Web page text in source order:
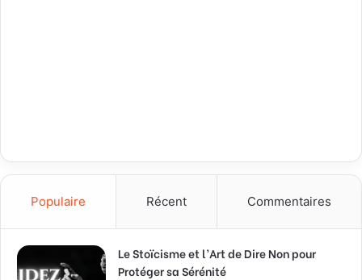
Populaire Récent Commentaires
Le Stoïcisme et l’Art de Dire Non pour
Protéger sa Sérénité